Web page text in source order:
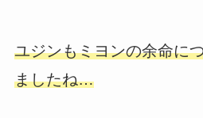
ユジンもミヨンの余命に
ましたね…